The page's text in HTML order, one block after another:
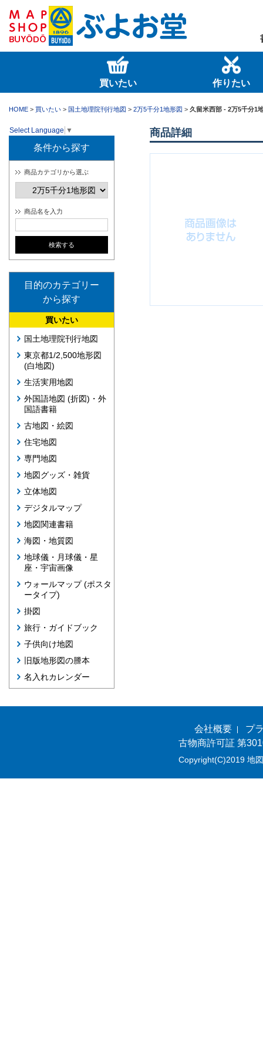
買いたい 作りたい
HOME > 買いたい > 国土地理院刊行地図 > 2万5千分1地形図 > 久留米西部 - 2万5千分1
Select Language ▼
条件から探す
商品カテゴリから選ぶ
商品名を入力
目的のカテゴリー
から探す
買いたい
国土地理院刊行地図
東京都1/2,500地形図
(白地図)
生活実用地図
外国語地図 (折図)・外
国語書籍
古地図・絵図
住宅地図
専門地図
地図グッズ・雑貨
立体地図
デジタルマップ
地図関連書籍
海図・地質図
地球儀・月球儀・星
座・宇宙画像
ウォールマップ (ポスタ
ータイプ)
掛図
旅行・ガイドブック
子供向け地図
旧版地形図の謄本
名入れカレンダー
商品詳細
会社概要
プ
古物商許可証 第
Copyright(C)2019 地